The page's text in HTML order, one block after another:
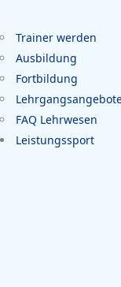
Trainer werden
Ausbildung
Fortbildung
FAQ Lehrwesen
Leistungssport